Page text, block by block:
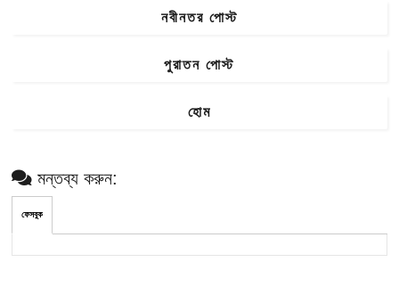
নবীনতর পোস্ট
পুরাতন পোস্ট
হোম
মন্তব্য করুন:
ফেসবুক